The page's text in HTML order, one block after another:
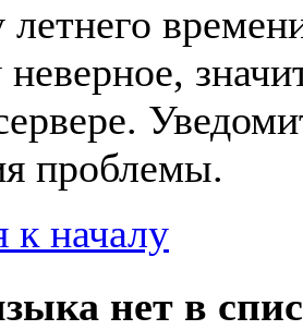
летнего
проблемы.
к началу
нет в